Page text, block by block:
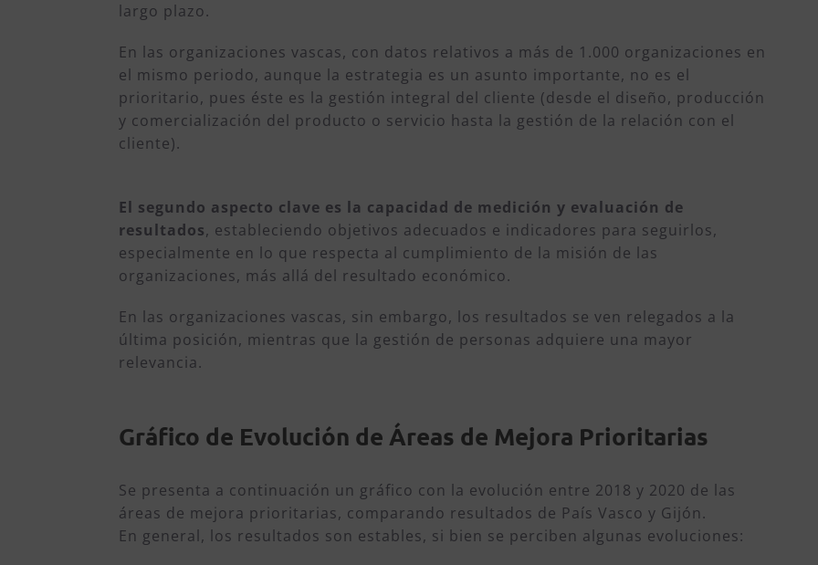
largo plazo.
En las organizaciones vascas, con datos relativos a más de 1.000 organizaciones en
el mismo periodo, aunque la estrategia es un asunto importante, no es el
prioritario, pues éste es la gestión integral del cliente (desde el diseño, producción
y comercialización del producto o servicio hasta la gestión de la relación con el
cliente).
El segundo aspecto clave es la capacidad de medición y evaluación de
resultados, estableciendo objetivos adecuados e indicadores para seguirlos,
especialmente en lo que respecta al cumplimiento de la misión de las
organizaciones, más allá del resultado económico.
En las organizaciones vascas, sin embargo, los resultados se ven relegados a la
última posición, mientras que la gestión de personas adquiere una mayor
relevancia.
Gráfico de Evolución de Áreas de Mejora Prioritarias
Se presenta a continuación un gráfico con la evolución entre 2018 y 2020 de las
áreas de mejora prioritarias, comparando resultados de País Vasco y Gijón.
En general, los resultados son estables, si bien se perciben algunas evoluciones: